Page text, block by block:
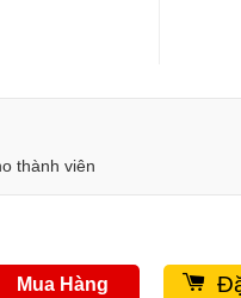
thành viên
Mua Hàng